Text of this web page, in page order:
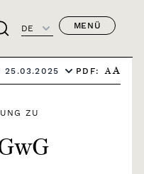
DE MENÜ
25.03.2025 PDF: A A
ZU